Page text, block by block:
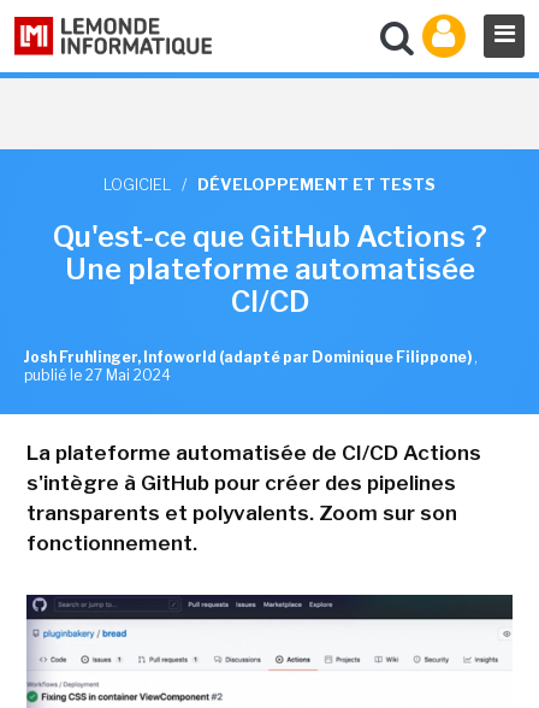
LOGICIEL / DÉVELOPPEMENT ET TESTS
Qu'est-ce que GitHub Actions ?
Une plateforme automatisée
CI/CD
Josh Fruhlinger, Infoworld (adapté par Dominique Filippone) ,
publié le 27 Mai 2024
La plateforme automatisée de CI/CD Actions
s'intègre à GitHub pour créer des pipelines
transparents et polyvalents. Zoom sur son
fonctionnement.